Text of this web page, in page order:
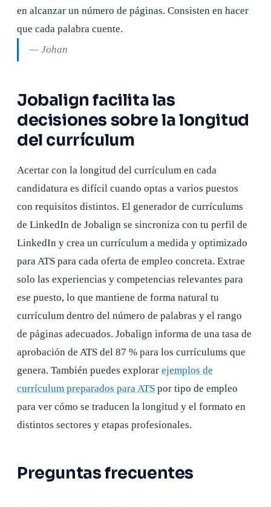
en alcanzar un número de páginas. Consisten en hacer
que cada palabra cuente.
— Johan
Jobalign facilita las
decisiones sobre la longitud
del currículum
Acertar con la longitud del currículum en cada
candidatura es difícil cuando optas a varios puestos
con requisitos distintos. El generador de currículums
de LinkedIn de Jobalign se sincroniza con tu perfil de
LinkedIn y crea un currículum a medida y optimizado
para ATS para cada oferta de empleo concreta. Extrae
solo las experiencias y competencias relevantes para
ese puesto, lo que mantiene de forma natural tu
currículum dentro del número de palabras y el rango
de páginas adecuados. Jobalign informa de una tasa de
aprobación de ATS del 87 % para los currículums que
genera. También puedes explorar ejemplos de
currículum preparados para ATS por tipo de empleo
para ver cómo se traducen la longitud y el formato en
distintos sectores y etapas profesionales.
Preguntas frecuentes